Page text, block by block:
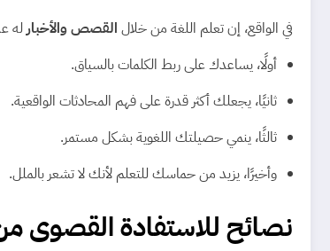
في الواقع، إن تعلم اللغة من خلال القصص والأخبارله
أولًا، يساعدك على ربط الكلمات بالسياق.
ثانيًا، يجعلك أكثر قدرة على فهم المحادثات الواقعية.
ثالثًا، ينمي حصيلتك اللغوية بشكل مستمر.
وأخيرًا، يزيد من حماسك للتعلم لأنك لا تشعر بالملل.
نصائح للاستفادة القصوى